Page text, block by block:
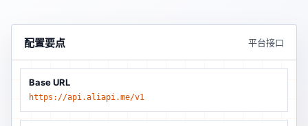
配置要点 平台接口
Base URL
https://api.aliapi.me/v1